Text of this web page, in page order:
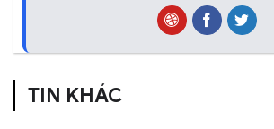
TIN KHÁC